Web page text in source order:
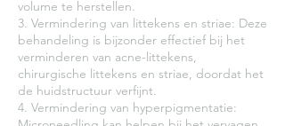
volume te herstellen.
3. Vermindering van littekens en striae: Deze
behandeling is bijzonder effectief bij het
verminderen van acne-littekens,
chirurgische littekens en striae, doordat het
de huidstructuur verfijnt.
4. Vermindering van hyperpigmentatie: